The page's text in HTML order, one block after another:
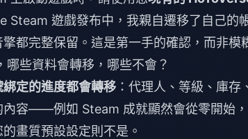
Steam 遊戲發布中，我親自遷移了自己的
都完整保留。這是第一手的確認，而非模
哪些資料會轉移，哪些不會？
綁定的進度都會轉移 ：代理人、等級、庫
內容——例如 Steam 成就顯然會從零開始
畫質預設設定則不是。